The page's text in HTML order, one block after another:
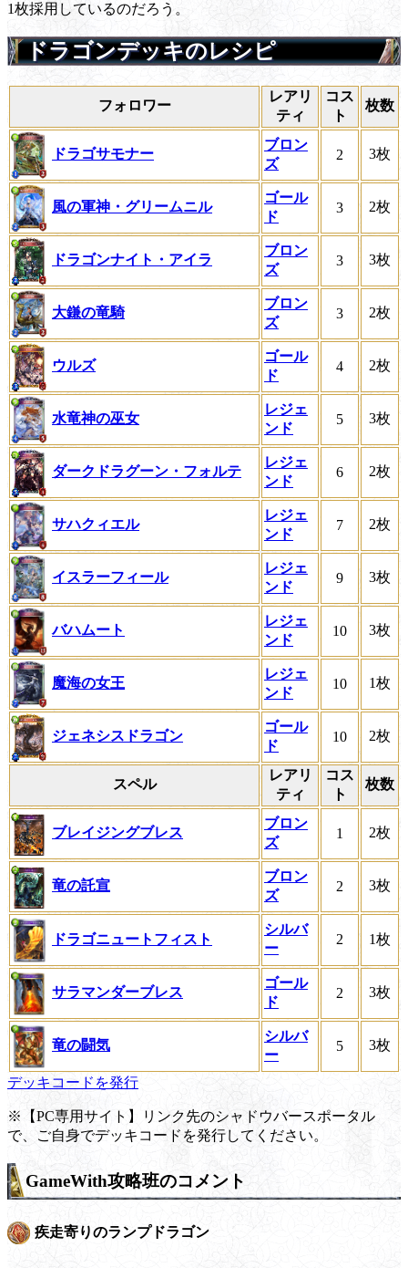
1枚採用しているのだろう。
ドラゴンデッキのレシピ
フォロワー
レアリ
ティ
コス
ト
枚数
ドラゴサモナー
ブロン
ズ
2 3枚
風の軍神・グリームニル
ゴール
ド
3 2枚
ドラゴンナイト・アイラ
ブロン
ズ
3 3枚
大鎌の竜騎
ブロン
ズ
3 2枚
ウルズ
ゴール
ド
4 2枚
水竜神の巫女
レジェ
ンド
5 3枚
ダークドラグーン・フォルテ
レジェ
ンド
6 2枚
サハクィエル
レジェ
ンド
7 2枚
イスラーフィール
レジェ
ンド
9 3枚
バハムート
レジェ
ンド
10 3枚
魔海の女王
レジェ
ンド
10 1枚
ジェネシスドラゴン
ゴール
ド
10 2枚
スペル
レアリ
ティ
コス
ト
枚数
ブレイジングブレス
ブロン
ズ
1 2枚
竜の託宣
ブロン
ズ
2 3枚
ドラゴニュートフィスト
シルバ
ー
2 1枚
サラマンダーブレス
ゴール
ド
2 3枚
竜の闘気
シルバ
ー
5 3枚
デッキコードを発行
※【PC専用サイト】リンク先のシャドウバースポータル
で、ご自身でデッキコードを発行してください。
GameWith攻略班のコメント
疾走寄りのランプドラゴン